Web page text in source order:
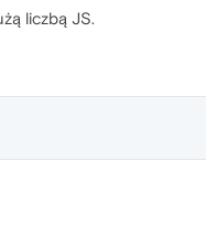
liczbą JS.